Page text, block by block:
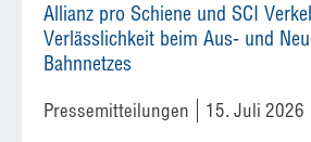
Allianz pro Schiene und SCI
Verlässlichkeit beim Aus- und
Bahnnetzes
Pressemitteilungen 15. Juli 2026